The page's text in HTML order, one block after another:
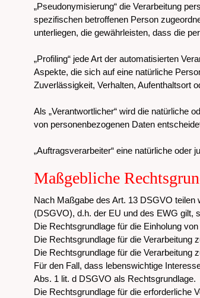
„Pseudonymisierung“ die Verarbeitung
spezifischen betroffenen Person
unterliegen, die gewährleisten, dass die
„Profiling“ jede Art der automatisierten
Aspekte, die sich auf eine natürliche
Zuverlässigkeit, Verhalten, Aufenthaltsort
Als „Verantwortlicher“ wird die natürliche
von personenbezogenen Daten
„Auftragsverarbeiter“ eine natürliche oder
Maßgebliche
Nach Maßgabe des Art. 13 DSGVO
(DSGVO), d.h. der EU und des EWG gilt,
Die Rechtsgrundlage für die Einholung
Die Rechtsgrundlage für die Verarbeitung
Die Rechtsgrundlage für die Verarbeitung
Für den Fall, dass lebenswichtige
Abs. 1 lit. d DSGVO als Rechtsgrundlage.
Die Rechtsgrundlage für die erforderliche